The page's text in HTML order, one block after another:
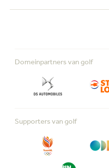
Domeinpartners van golf
Supporters van golf